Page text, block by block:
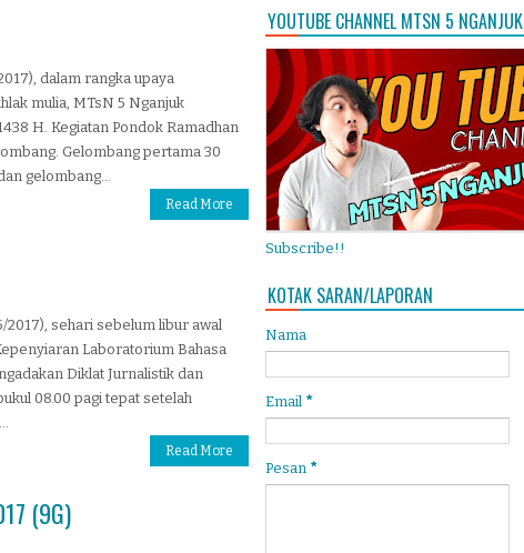
dalam rangka upaya
mulia, MTsN 5 Nganjuk
H. Kegiatan Pondok Ramadhan
Gelombang pertama 30
gelombang...
Read More
2017), sehari sebelum libur awal
Laboratorium Bahasa
Diklat Jurnalistik dan
08.00 pagi tepat setelah
Read More
(9G)
YOUTUBE CHANNEL MTSN 5 NGANJUK
Subscribe!!
KOTAK SARAN/LAPORAN
Nama
Email *
Pesan *